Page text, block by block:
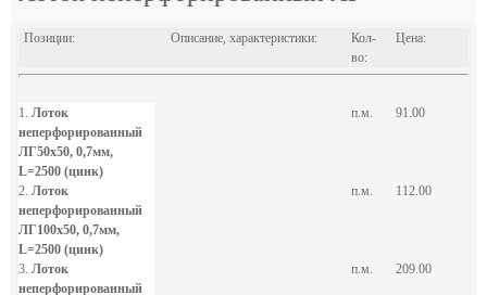
Позиции: Описание, характеристики:
Кол-
во:
Цена:
1. Лоток
неперфорированный
ЛГ50х50, 0,7мм,
L=2500 (цинк)
п.м. 91.00
2. Лоток
неперфорированный
ЛГ100х50, 0,7мм,
L=2500 (цинк)
п.м. 112.00
3. Лоток
неперфорированный
п.м. 209.00